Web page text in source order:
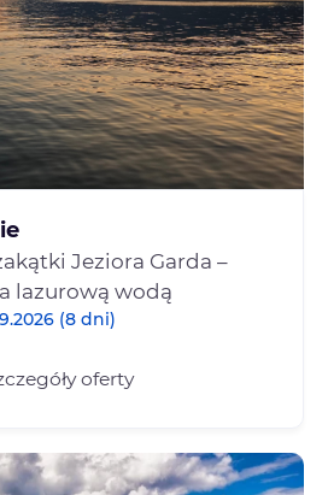
Jeziora Garda –
lazurową wodą
(8 dni)
oferty